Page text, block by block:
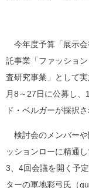
今年度予算「展示会
託事業「ファッショ
査研究事業」として
月8～27日に公募し
ド・ベルガーが採択
検討会のメンバーや
ッションローに精通
3、4回会議を開く予
ターの軍地彩弓氏（